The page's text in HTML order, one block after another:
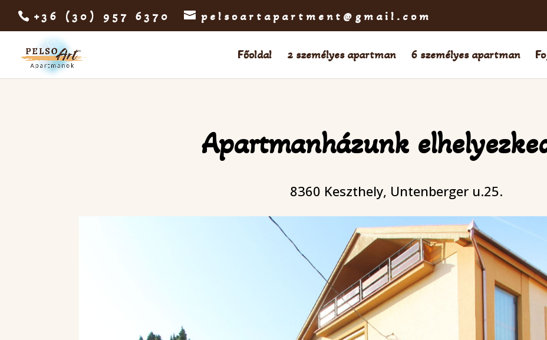
+36 (30) 957 6370 pelsoartapartment@gmail.com
Főoldal 2 személyes apartman 6 személyes apartman
Apartmanházunk
8360 Keszthely, Untenberger u.25.